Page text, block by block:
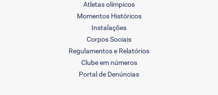
Atletas olímpicos
Momentos Históricos
Instalações
Corpos Sociais
Regulamentos e Relatórios
Clube em números
Portal de Denúncias